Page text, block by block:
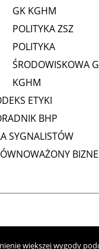
GK KGHM
POLITYKA ZSZ
POLITYKA
ŚRODOWISKOWA
KGHM
ETYKI
BHP
SYGNALISTÓW
większej wygody